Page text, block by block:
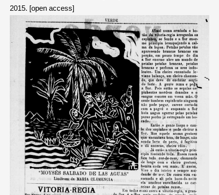
2015. [open access]